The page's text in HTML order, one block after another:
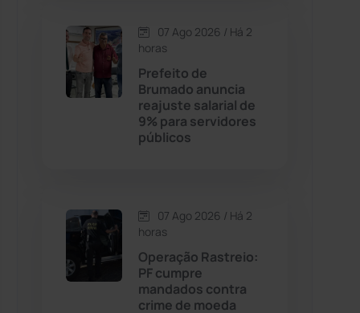
Cordeiros
Dom Basílio
(1235)
Érico Cardoso
Esportes (522)
07 Ago 2026 / Há 2
horas
Prefeito de
Brumado anuncia
reajuste salarial de
9% para servidores
públicos
07 Ago 2026 / Há 2
horas
Operação Rastreio:
PF cumpre
mandados contra
crime de moeda